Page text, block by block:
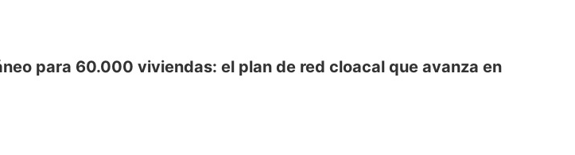
para 60.000 viviendas: el plan de red cloacal que avanza en